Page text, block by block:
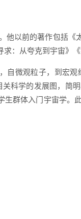
他以前的著作包括
：从夸克到宇宙》
自微观粒子，到宏
科学的发展图，简
生群体入门宇宙学。